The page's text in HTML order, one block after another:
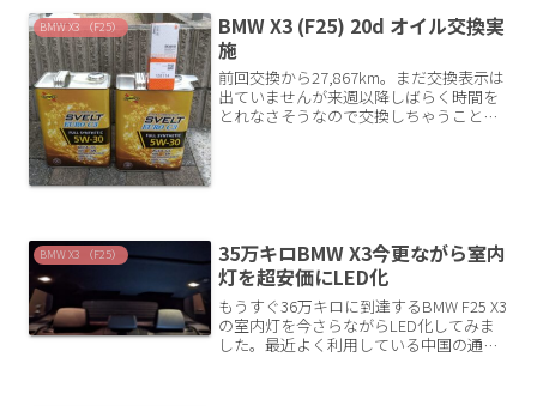
BMW X3 （F25）
BMW X3 (F25) 20d オイル交換実
施
前回交換から27,867km。まだ交換表示は
出ていませんが来週以降しばらく時間を
とれなさそうなので交換しちゃうことに
BMW X3 （F25）
35万キロBMW X3今更ながら室内
灯を超安価にLED化
もうすぐ36万キロに到達するBMW F25 X3
の室内灯を今さらながらLED化してみま
した。最近よく利用している中国の通